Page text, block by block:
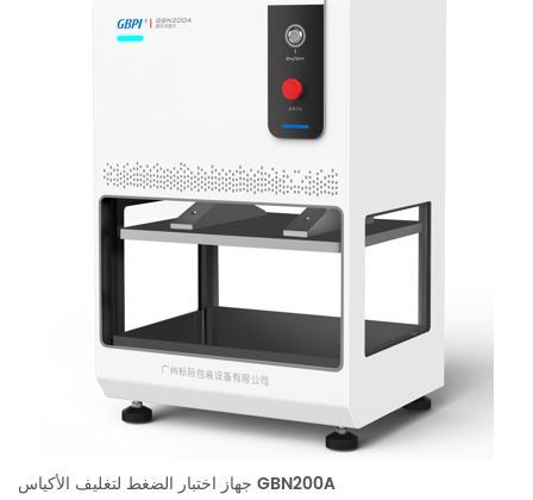
جهاز اختبار الضغط لتغليف الأكياس GBN200A